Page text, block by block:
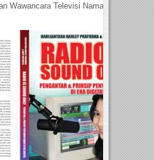
Wawancara Televisi Nama